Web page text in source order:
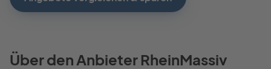
Über den Anbieter RheinMassiv